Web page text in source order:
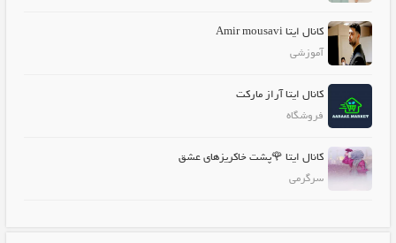
کانال ایتا Amir mousavi
آموزشی
کانال ایتا آراز مارکت
فروشگاه
کانال ایتا 🌹پشت خاکریزهای عشق
سرگرمی